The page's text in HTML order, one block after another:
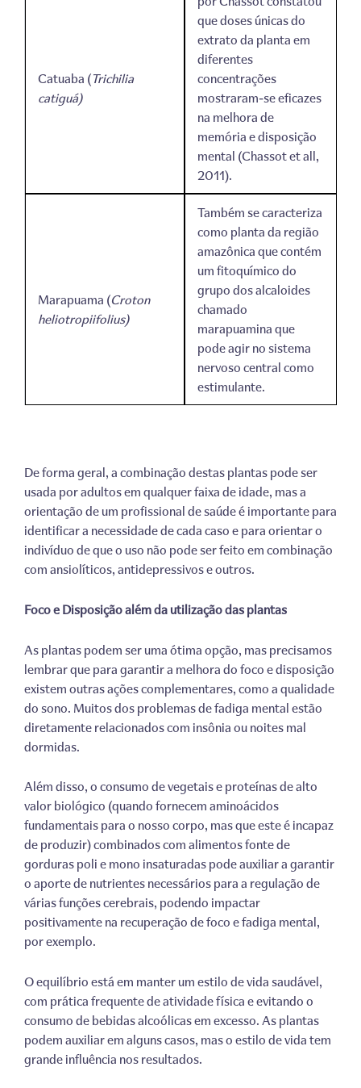
Catuaba (Trichilia
catiguá)
que doses únicas do
extrato da planta em
diferentes
concentrações
mostraram-se eficazes
na melhora de
memória e disposição
mental (Chassot et all,
2011).
Marapuama (Croton
heliotropiifolius)
Também se caracteriza
como planta da região
amazônica que contém
um fitoquímico do
grupo dos alcaloides
chamado
marapuamina que
pode agir no sistema
nervoso central como
estimulante.
De forma geral, a combinação destas plantas pode ser
usada por adultos em qualquer faixa de idade, mas a
orientação de um profissional de saúde é importante para
identificar a necessidade de cada caso e para orientar o
indivíduo de que o uso não pode ser feito em combinação
com ansiolíticos, antidepressivos e outros.
Foco e Disposição além da utilização das plantas
As plantas podem ser uma ótima opção, mas precisamos
lembrar que para garantir a melhora do foco e disposição
existem outras ações complementares, como a qualidade
do sono. Muitos dos problemas de fadiga mental estão
diretamente relacionados com insônia ou noites mal
dormidas.
Além disso, o consumo de vegetais e proteínas de alto
valor biológico (quando fornecem aminoácidos
fundamentais para o nosso corpo, mas que este é incapaz
de produzir) combinados com alimentos fonte de
gorduras poli e mono insaturadas pode auxiliar a garantir
o aporte de nutrientes necessários para a regulação de
várias funções cerebrais, podendo impactar
positivamente na recuperação de foco e fadiga mental,
por exemplo.
O equilíbrio está em manter um estilo de vida saudável,
com prática frequente de atividade física e evitando o
consumo de bebidas alcoólicas em excesso. As plantas
podem auxiliar em alguns casos, mas o estilo de vida tem
grande influência nos resultados.